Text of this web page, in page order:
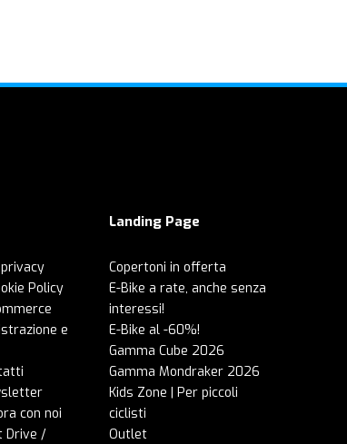
Policy
e
con noi
Drive /
Landing Page
Copertoni in offerta
E-Bike a rate, anche senza
interessi!
E-Bike al -60%!
Gamma Cube 2026
Gamma Mondraker 2026
Kids Zone | Per piccoli
ciclisti
Outlet